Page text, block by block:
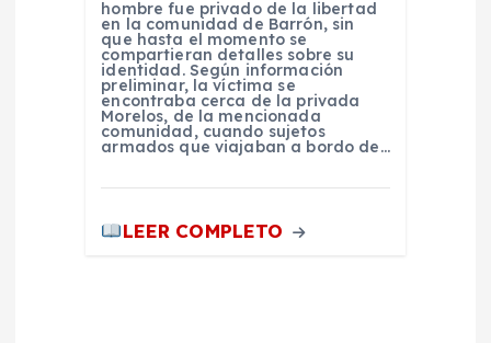
hombre fue privado de la libertad
en la comunidad de Barrón, sin
que hasta el momento se
compartieran detalles sobre su
identidad. Según información
preliminar, la víctima se
encontraba cerca de la privada
Morelos, de la mencionada
comunidad, cuando sujetos
armados que viajaban a bordo de…
LEER COMPLETO